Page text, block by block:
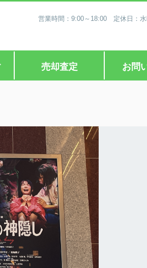
営業時間：9:00～18:00 定休日：
売却査定 お問